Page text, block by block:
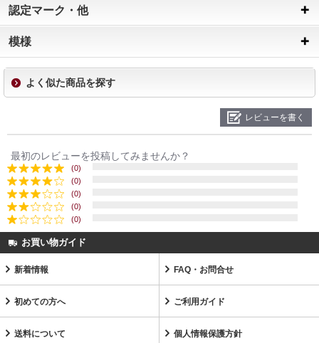
認定マーク・他
模様
よく似た商品を探す
レビューを書く
最初のレビューを投稿してみませんか？
(0)
(0)
(0)
(0)
(0)
お買い物ガイド
新着情報 FAQ・お問合せ
初めての方へ ご利用ガイド
送料について 個人情報保護方針